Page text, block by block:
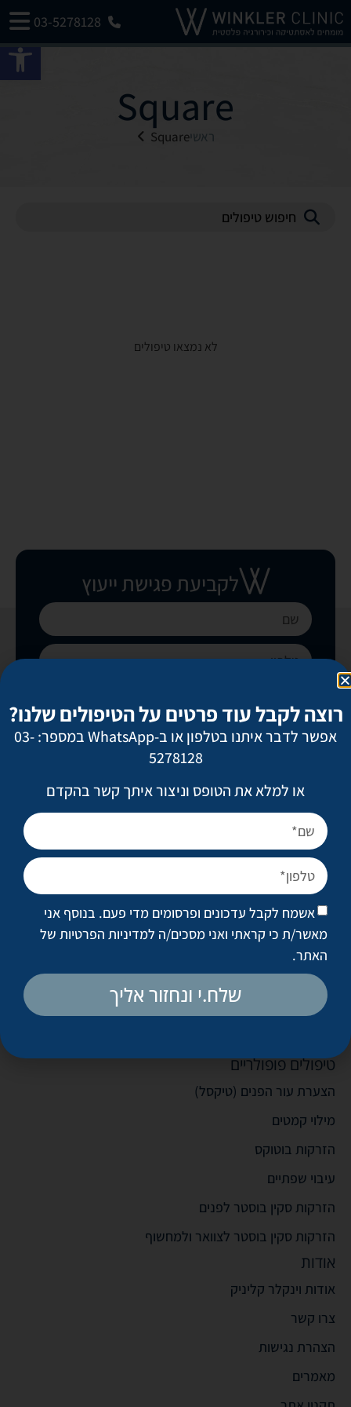
03-5278128
Square
ראשיSquare
לא נמצאו טיפולים
לקביעת פגישת ייעוץ
אשמח לקבל עדכונים ופרסומים מדי פעם. בנוסף
אני מאשר/ת כי קראתי ואני מסכים/ה
ניתוחים פופולריים
מתיחת פנים
ניתוח אף
הגדלת חזה
מתיחת בטן
שאיבת שומן מונחית לייזר
טיפולים פופולריים
הצערת עור הפנים (טיקסל)
מילוי קמטים
הזרקות בוטוקס
עיבוי שפתיים
הזרקות סקין בוסטר לפנים
הזרקות סקין בוסטר לצוואר ולמחשוף
אודות
אודות וינקלר קליניק
צרו קשר
הצהרת נגישות
מאמרים
רוצה לקבל עוד פרטים על הטיפולים שלנו?
אפשר לדבר איתנו בטלפון או ב-WhatsApp במספר: 03-
5278128
או למלא את הטופס וניצור איתך קשר בהקדם
אשמח לקבל עדכונים ופרסומים מדי פעם. בנוסף אני
מאשר/ת כי קראתי ואני מסכים/ה למדיניות הפרטיות של
האתר.
שלח.י ונחזור אליך